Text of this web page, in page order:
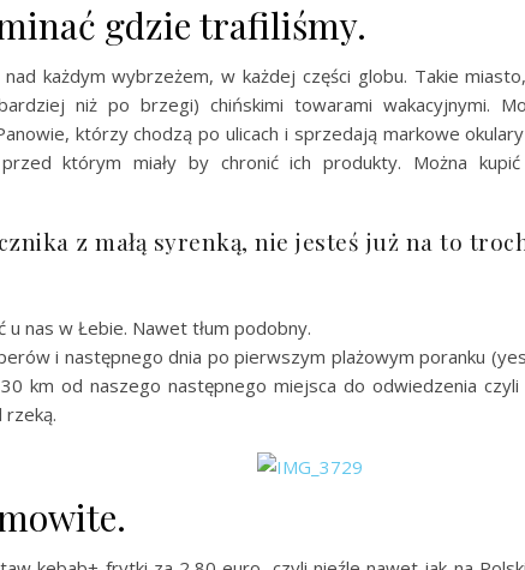
gdzie trafiliśmy.
każdym wybrzeżem, w każdej części globu. Takie
niż po brzegi) chińskimi towarami wakacyjnymi.
którzy chodzą po ulicach i sprzedają markowe
którym miały by chronić ich produkty. Można
z małą syrenką, nie jesteś już na to
nas w Łebie. Nawet tłum podobny.
i następnego dnia po pierwszym plażowym poranku
km od naszego następnego miejsca do odwiedzenia
rzeką.